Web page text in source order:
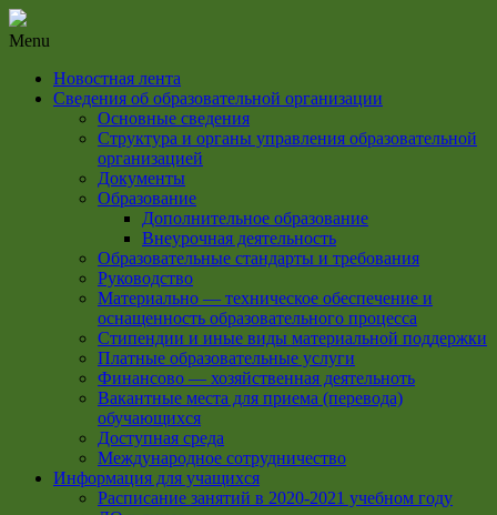
Menu
Новостная лента
Сведения об образовательной организации
Основные сведения
Структура и органы управления образовательной
организацией
Документы
Образование
Дополнительное образование
Внеурочная деятельность
Образовательные стандарты и требования
Руководство
Материально — техническое обеспечение и
оснащенность образовательного процесса
Стипендии и иные виды материальной поддержки
Платные образовательные услуги
Финансово — хозяйственная деятельноть
Вакантные места для приема (перевода)
обучающихся
Доступная среда
Международное сотрудничество
Информация для учащихся
Расписание занятий в 2020-2021 учебном году